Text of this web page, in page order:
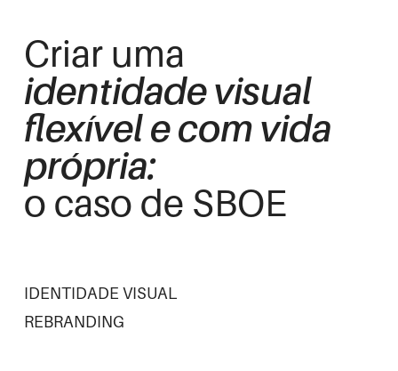
Criar uma
identidade visual
flexível e com vida
própria:
o caso de SBOE
IDENTIDADE VISUAL
REBRANDING